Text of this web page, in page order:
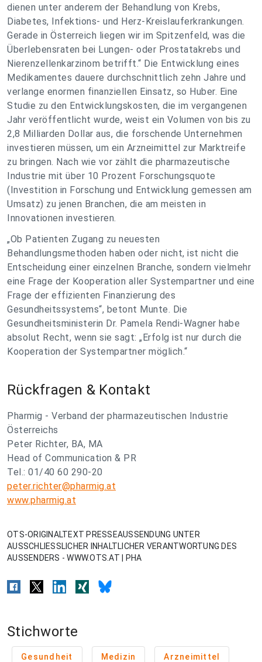
dienen unter anderem der Behandlung von Krebs,
Diabetes, Infektions- und Herz-Kreislauferkrankungen.
Gerade in Österreich liegen wir im Spitzenfeld, was die
Überlebensraten bei Lungen- oder Prostatakrebs und
Nierenzellenkarzinom betrifft.“ Die Entwicklung eines
Medikamentes dauere durchschnittlich zehn Jahre und
verlange enormen finanziellen Einsatz, so Huber. Eine
Studie zu den Entwicklungskosten, die im vergangenen
Jahr veröffentlicht wurde, weist ein Volumen von bis zu
2,8 Milliarden Dollar aus, die forschende Unternehmen
investieren müssen, um ein Arzneimittel zur Marktreife
zu bringen. Nach wie vor zählt die pharmazeutische
Industrie mit über 10 Prozent Forschungsquote
(Investition in Forschung und Entwicklung gemessen am
Umsatz) zu jenen Branchen, die am meisten in
Innovationen investieren.
„Ob Patienten Zugang zu neuesten
Behandlungsmethoden haben oder nicht, ist nicht die
Entscheidung einer einzelnen Branche, sondern vielmehr
eine Frage der Kooperation aller Systempartner und eine
Frage der effizienten Finanzierung des
Gesundheitssystems“, betont Munte. Die
Gesundheitsministerin Dr. Pamela Rendi-Wagner habe
absolut Recht, wenn sie sagt: „Erfolg ist nur durch die
Kooperation der Systempartner möglich.“
Rückfragen & Kontakt
Pharmig - Verband der pharmazeutischen Industrie
Österreichs
Peter Richter, BA, MA
Head of Communication & PR
Tel.: 01/40 60 290-20
peter.richter@pharmig.at
www.pharmig.at
OTS-ORIGINALTEXT PRESSEAUSSENDUNG UNTER
AUSSCHLIESSLICHER INHALTLICHER VERANTWORTUNG DES
AUSSENDERS - WWW.OTS.AT | PHA
Stichworte
Gesundheit Medizin Arzneimittel